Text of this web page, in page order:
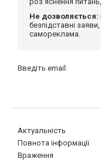
Не дозволяється:
безпідставні
самореклама.
Введіть email:
Актуальність
Повнота інформації
Враження